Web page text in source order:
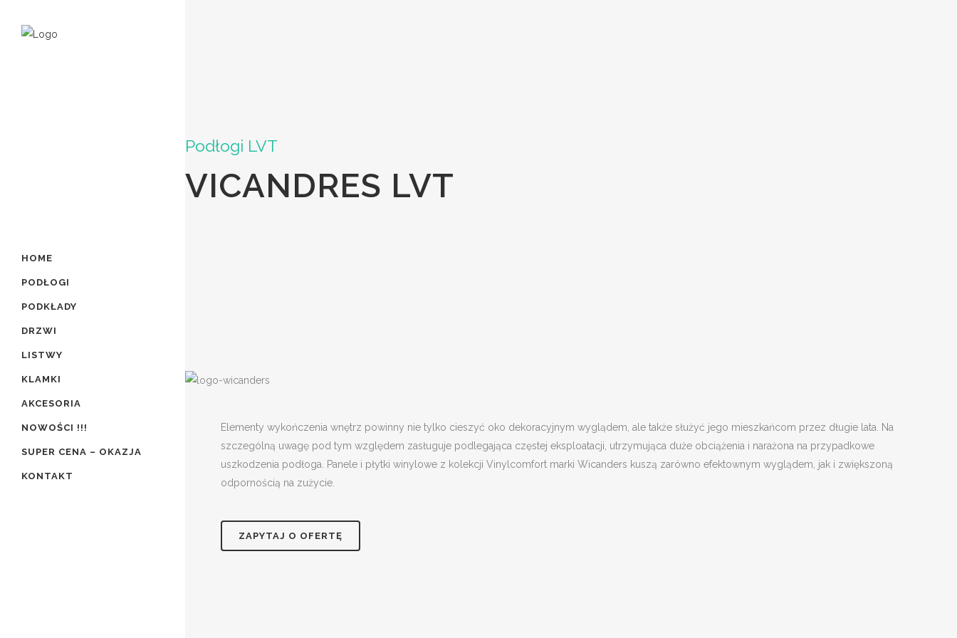
HOME
PODŁOGI
PODKŁADY
DRZWI
LISTWY
KLAMKI
AKCESORIA
NOWOŚCI !!!
SUPER CENA – OKAZJA
KONTAKT
Podłogi LVT
VICANDRES LVT
Elementy wykończenia wnętrz powinny nie tylko cieszyć oko dekoracyjnym wyglądem, ale także służyć jego mieszkańcom przez długie lata. Na
szczególną uwagę pod tym względem zasługuje podlegająca częstej eksploatacji, utrzymująca duże obciążenia i narażona na przypadkowe
uszkodzenia podłoga. Panele i płytki winylowe z kolekcji Vinylcomfort marki Wicanders kuszą zarówno efektownym wyglądem, jak i zwiększoną
odpornością na zużycie.
ZAPYTAJ O OFERTĘ